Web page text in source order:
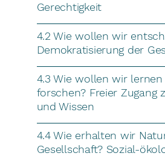
Gerechtigkeit
4.2 Wie wollen wir
Demokratisierung der
4.3 Wie wollen wir
forschen? Freier Zugang
und Wissen
4.4 Wie erhalten wir
Gesellschaft? Sozial-